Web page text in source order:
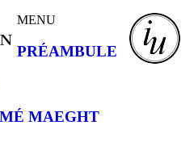
MENU
PRÉAMBULE
MAEGHT